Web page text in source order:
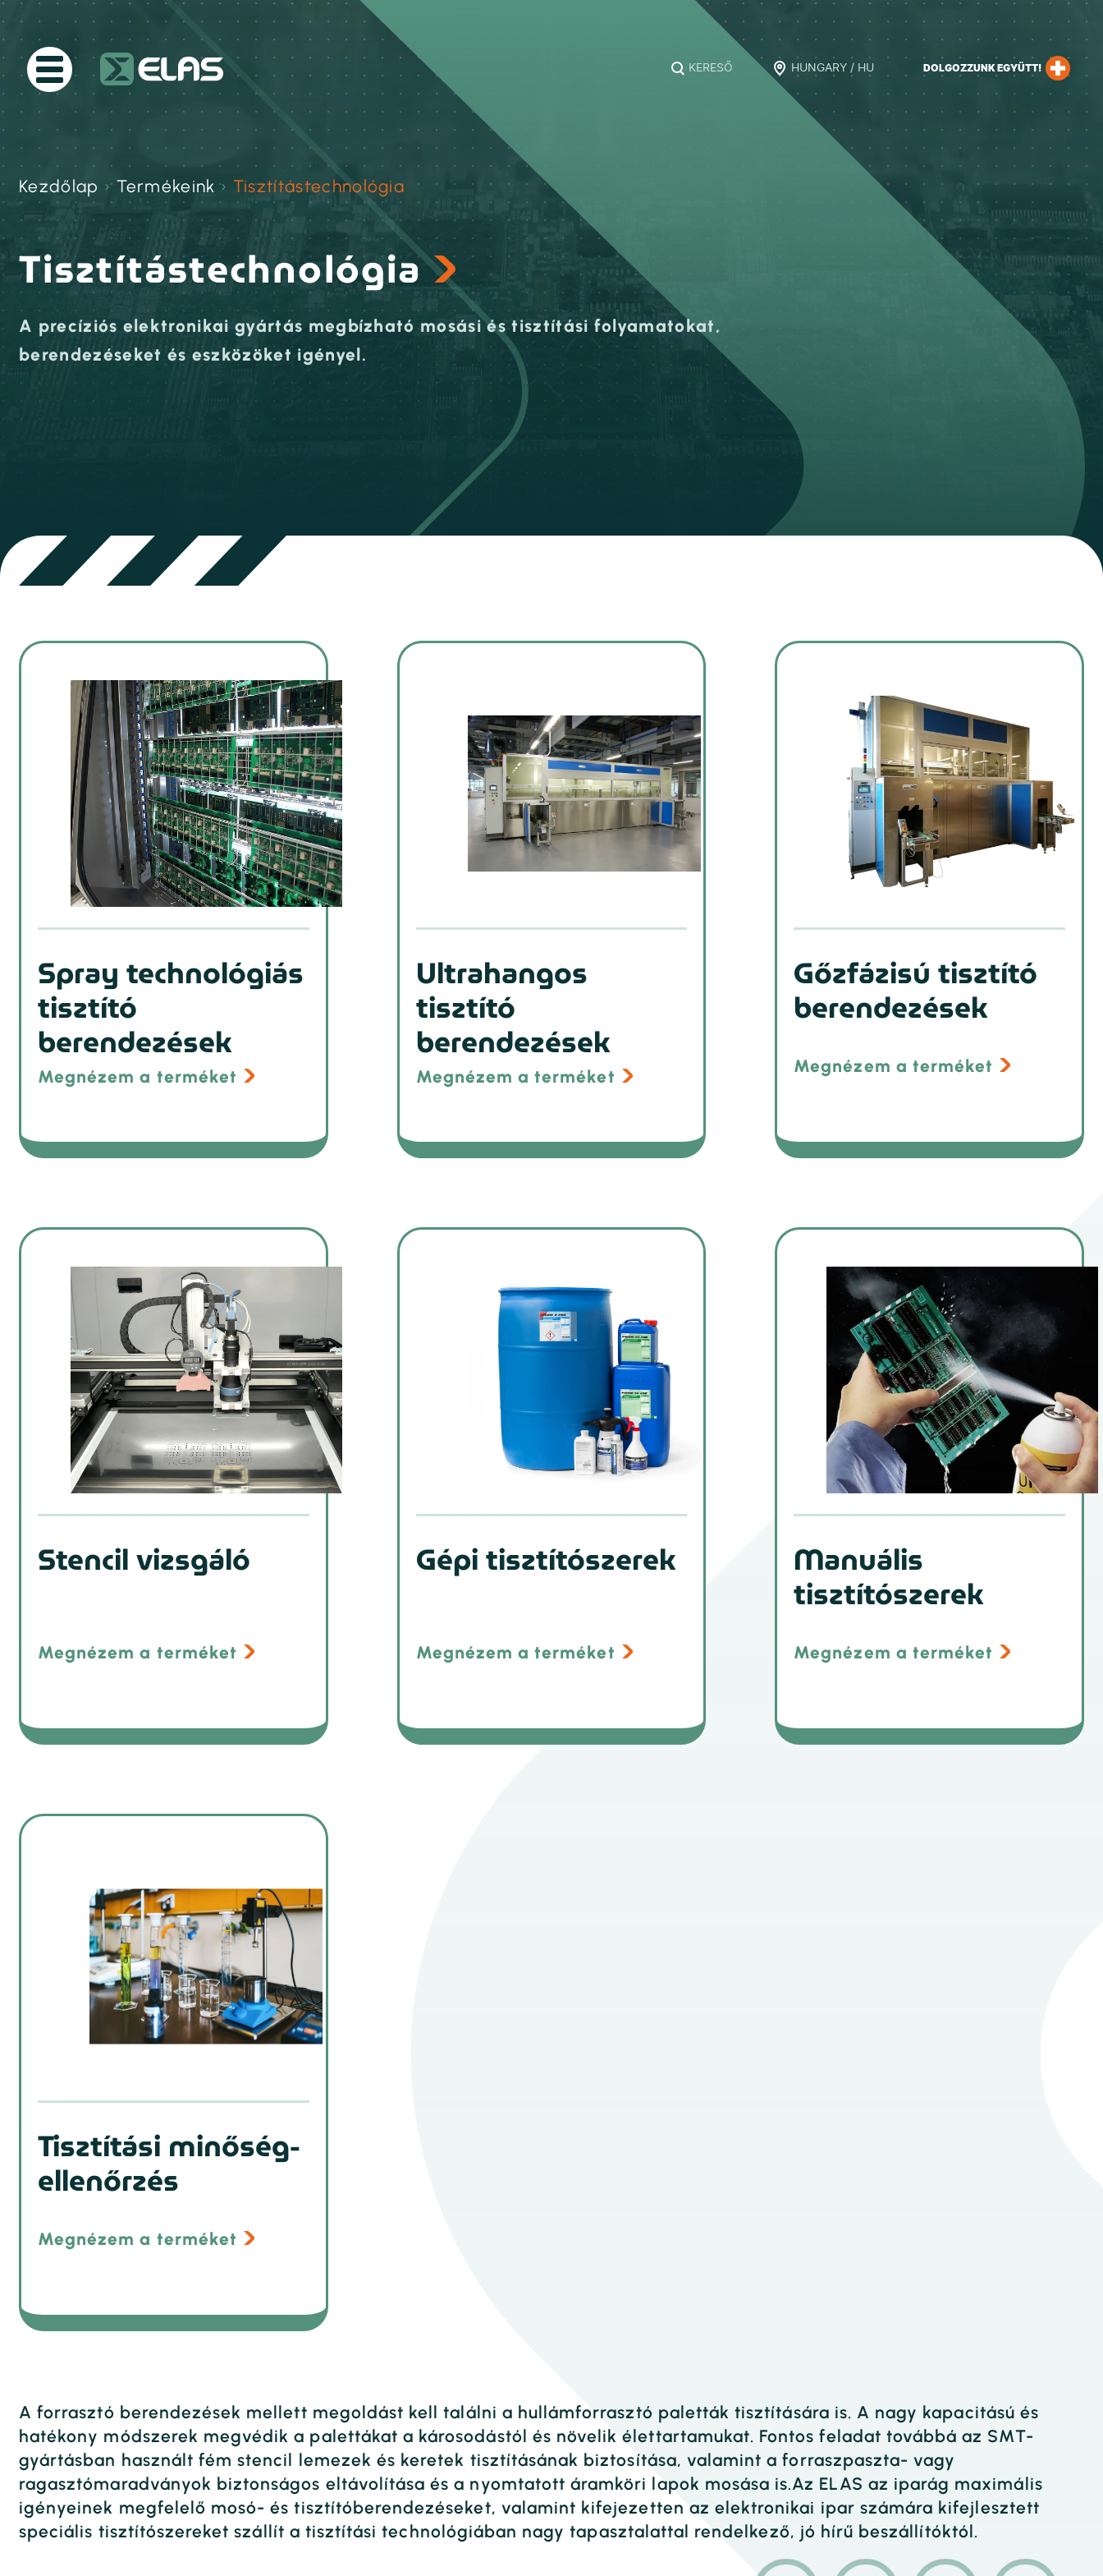
KERESŐ HUNGARY / HU DOLGOZZUNK EGYÜTT!
Kezdőlap › Termékeink › Tisztítástechnológia
Tisztítástechnológia
A precíziós elektronikai gyártás megbízható mosási és tisztítási folyamatokat,
berendezéseket és eszközöket igényel.
Spray technológiás
tisztító
berendezések
Megnézem a terméket
Ultrahangos
tisztító
berendezések
Megnézem a terméket
Gőzfázisú tisztító
berendezések
Megnézem a terméket
Stencil vizsgáló
Megnézem a terméket
Gépi tisztítószerek
Megnézem a terméket
Manuális
tisztítószerek
Megnézem a terméket
Tisztítási minőség-
ellenőrzés
Megnézem a terméket
A forrasztó berendezések mellett megoldást kell találni a hullámforrasztó paletták tisztítására is. A nagy kapacitású és
hatékony módszerek megvédik a palettákat a károsodástól és növelik élettartamukat. Fontos feladat továbbá az SMT-
gyártásban használt fém stencil lemezek és keretek tisztításának biztosítása, valamint a forraszpaszta- vagy
ragasztómaradványok biztonságos eltávolítása és a nyomtatott áramköri lapok mosása is.Az ELAS az iparág maximális
igényeinek megfelelő mosó- és tisztítóberendezéseket, valamint kifejezetten az elektronikai ipar számára kifejlesztett
speciális tisztítószereket szállít a tisztítási technológiában nagy tapasztalattal rendelkező, jó hírű beszállítóktól.